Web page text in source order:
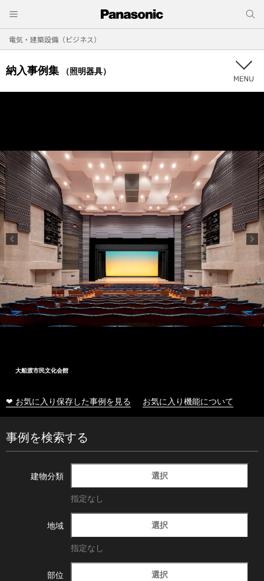
電気・建築設備（ビジネス）
納入事例集 （照明器具）
大船渡市民文化会館
❤ お気に入り保存した事例を見る お気に入り機能について
事例を検索する
建物分類 選択
指定なし
地域 選択
指定なし
部位 選択